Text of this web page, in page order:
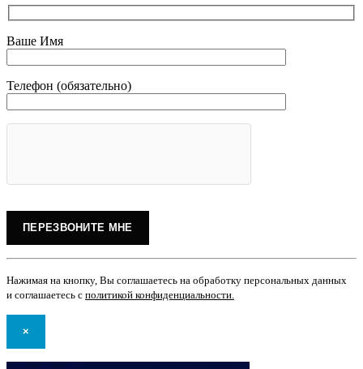
Ваше Имя
Телефон (обязательно)
Нажимая на кнопку, Вы соглашаетесь на обработку персональных данных
и соглашаетесь с политикой конфиденциальности
×